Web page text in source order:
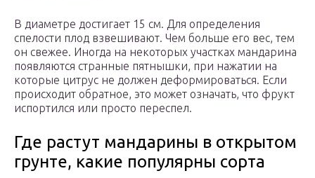
В диаметре достигает 15 см. Для определения
спелости плод взвешивают. Чем больше его вес, тем
он свежее. Иногда на некоторых участках мандарина
появляются странные пятнышки, при нажатии на
которые цитрус не должен деформироваться. Если
происходит обратное, это может означать, что фрукт
испортился или просто переспел.
Где растут мандарины в открытом
грунте, какие популярны сорта